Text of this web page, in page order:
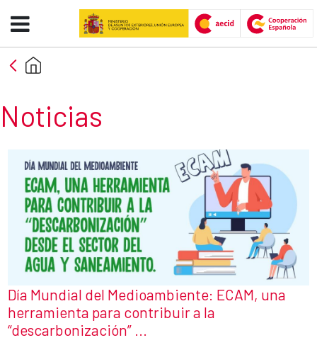
Skip to Main Content
Noticias - AECID -FCAS
Noticias
Día Mundial del Medioambiente: ECAM, una
herramienta para contribuir a la
“descarbonización” ...